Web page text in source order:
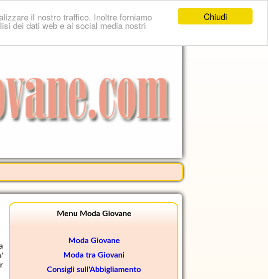
Chiudi
il nostro traffico. Inoltre forniamo
dei dati web e ai social media nostri
Menu Moda Giovane
Moda Giovane
Moda tra Giovani
Consigli sull'Abbigliamento